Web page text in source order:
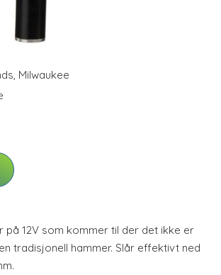
, Milwaukee
på 12V som kommer til der det ikke er
tradisjonell hammer. Slår effektivt ned